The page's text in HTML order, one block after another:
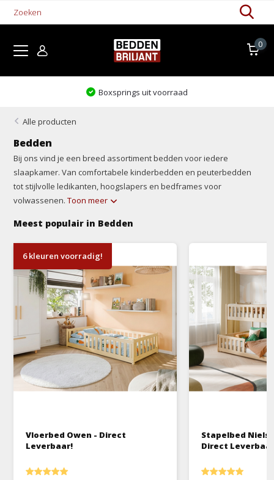
0
Levertijd 1-5 werkdagen
Alle producten
Bedden
Bij ons vind je een breed assortiment bedden voor iedere
slaapkamer. Van comfortabele kinderbedden en peuterbedden
tot stijlvolle ledikanten, hoogslapers en bedframes voor
volwassenen.Toon meer
Meest populair in Bedden
6 kleuren voorradig!
Vloerbed Owen - Direct
Leverbaar!
Stapelbed Niels
Direct